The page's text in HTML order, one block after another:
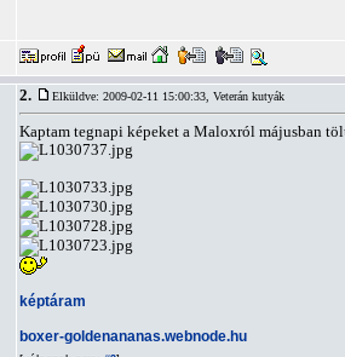
2. Elküldve: 2009-02-11 15:00:33, Veterán kutyák
Kaptam tegnapi képeket a Maloxról májusban
képtáram
boxer-goldenananas.webnode.hu